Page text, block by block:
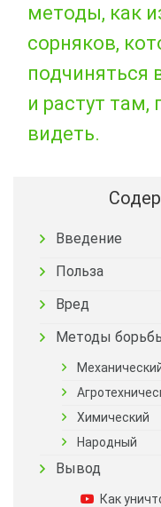
методы, как
сорняков,
подчиняться
и растут там,
видеть.
Введение
Польза
Вред
Методы
Химический
Народный
Вывод
Как